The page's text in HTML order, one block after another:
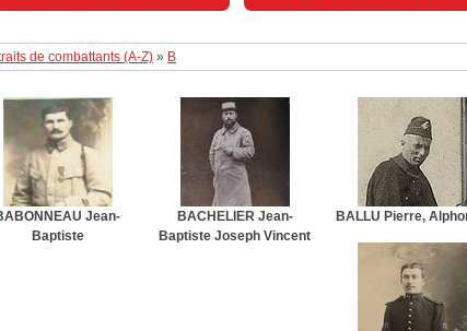
de combattants (A-Z) » B
Jean-
Baptiste
BACHELIER Jean-
Baptiste Joseph Vincent
BALLU Pierre,